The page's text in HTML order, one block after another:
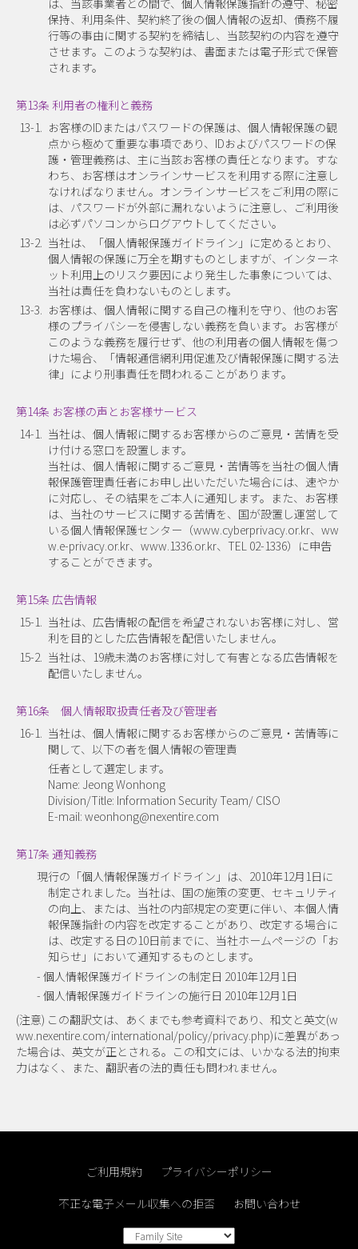
保持、利用条件、契約終了後の個人情報の返却、債務不履
行等の事由に関する契約を締結し、当該契約の内容を遵守
させます。このような契約は、書面または電子形式で保管
されます。
第13条 利用者の権利と義務
13-1. お客様のIDまたはパスワードの保護は、個人情報保護の観
点から極めて重要な事項であり、IDおよびパスワードの保
護・管理義務は、主に当該お客様の責任となります。すな
わち、お客様はオンラインサービスを利用する際に注意し
なければなりません。オンラインサービスをご利用の際に
は、パスワードが外部に漏れないように注意し、ご利用後
は必ずパソコンからログアウトしてください。
13-2. 当社は、「個人情報保護ガイドライン」に定めるとおり、
個人情報の保護に万全を期すものとしますが、インターネ
ット利用上のリスク要因により発生した事象については、
当社は責任を負わないものとします。
13-3. お客様は、個人情報に関する自己の権利を守り、他のお客
様のプライバシーを侵害しない義務を負います。お客様が
このような義務を履行せず、他の利用者の個人情報を傷つ
けた場合、「情報通信網利用促進及び情報保護に関する法
律」により刑事責任を問われることがあります。
第14条 お客様の声とお客様サービス
14-1. 当社は、個人情報に関するお客様からのご意見・苦情を受
け付ける窓口を設置します。
当社は、個人情報に関するご意見・苦情等を当社の個人情
報保護管理責任者にお申し出いただいた場合には、速やか
に対応し、その結果をご本人に通知します。また、お客様
は、当社のサービスに関する苦情を、国が設置し運営して
いる個人情報保護センター（www.cyberprivacy.or.kr、ww
w.e-privacy.or.kr、www.1336.or.kr、TEL 02-1336）に申告
することができます。
第15条 広告情報
15-1. 当社は、広告情報の配信を希望されないお客様に対し、営
利を目的とした広告情報を配信いたしません。
15-2. 当社は、19歳未満のお客様に対して有害となる広告情報を
配信いたしません。
第16条 個人情報取扱責任者及び管理者
16-1. 当社は、個人情報に関するお客様からのご意見・苦情等に
関して、以下の者を個人情報の管理責
任者として選定します。
Name: Jeong Wonhong
Division/Title: Information Security Team/ CISO
E-mail: weonhong@nexentire.com
第17条 通知義務
現行の「個人情報保護ガイドライン」は、2010年12月1日に
制定されました。当社は、国の施策の変更、セキュリティ
の向上、または、当社の内部規定の変更に伴い、本個人情
報保護指針の内容を改定することがあり、改定する場合に
は、改定する日の10日前までに、当社ホームページの「お
知らせ」において通知するものとします。
- 個人情報保護ガイドラインの制定日 2010年12月1日
- 個人情報保護ガイドラインの施行日 2010年12月1日
(注意) この翻訳文は、あくまでも参考資料であり、和文と英文(w
ww.nexentire.com/international/policy/privacy.php)に差異があっ
た場合は、英文が正とされる。この和文には、いかなる法的拘束
力はなく、また、翻訳者の法的責任も問われません。
ご利用規約
プライバシーポリシー
不正な電子メール収集への拒否
お問い合わせ